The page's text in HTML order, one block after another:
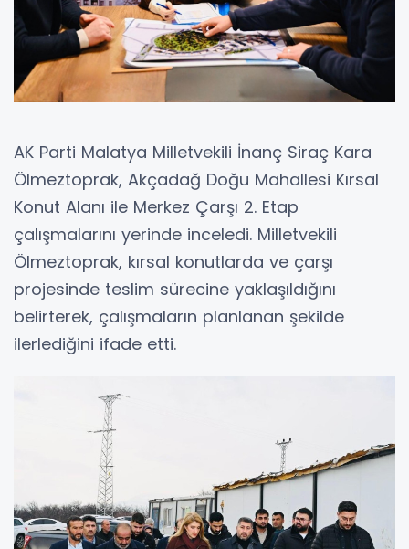
AK Parti Malatya Milletvekili İnanç Siraç Kara
Ölmeztoprak, Akçadağ Doğu Mahallesi Kırsal
Konut Alanı ile Merkez Çarşı 2. Etap
çalışmalarını yerinde inceledi. Milletvekili
Ölmeztoprak, kırsal konutlarda ve çarşı
projesinde teslim sürecine yaklaşıldığını
belirterek, çalışmaların planlanan şekilde
ilerlediğini ifade etti.